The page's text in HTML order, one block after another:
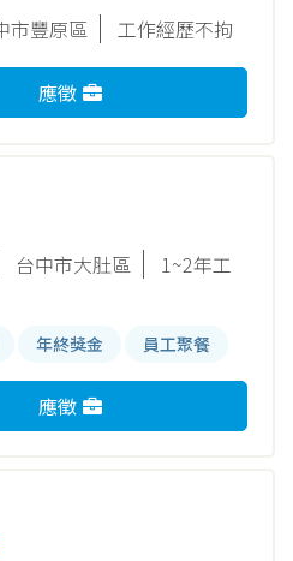
市豐原區 工作經歷不拘
應徵
台中市大肚區
1~2年工
年終獎金 員工聚餐
應徵